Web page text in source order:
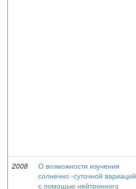
2008
О возможности изучения
солнечно -суточной вариаций
с помощью нейтронного